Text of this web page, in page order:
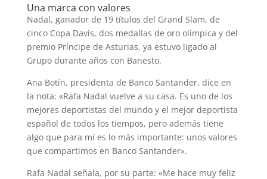
Una marca con valores
Nadal, ganador de 19 títulos del Grand Slam, de
cinco Copa Davis, dos medallas de oro olímpica y del
premio Príncipe de Asturias, ya estuvo ligado al
Grupo durante años con Banesto.
Ana Botín, presidenta de Banco Santander, dice en
la nota: «Rafa Nadal vuelve a su casa. Es uno de los
mejores deportistas del mundo y el mejor deportista
español de todos los tiempos, pero además tiene
algo que para mí es lo más importante: unos valores
que compartimos en Banco Santander».
Rafa Nadal señala, por su parte: «Me hace muy feliz